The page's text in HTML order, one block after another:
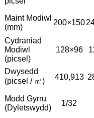
Maint Modiwl
(mm)
200×150
Cydraniad
Modiwl
(picsel)
128×96
Dwysedd
(picsel / ㎡)
410,913
Modd Gyrru
(Dyletswydd)
1/32